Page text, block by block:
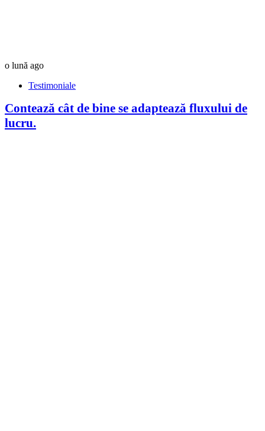
o lună ago
Testimoniale
Contează cât de bine se adaptează fluxului de
lucru.